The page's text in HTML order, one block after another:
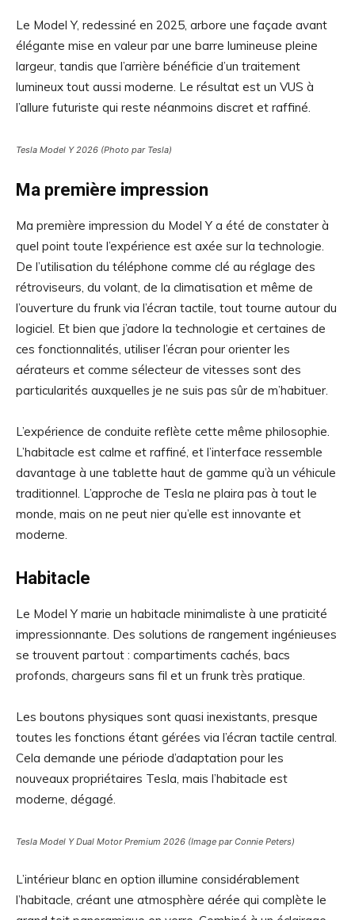
Le Model Y, redessiné en 2025, arbore une façade avant
élégante mise en valeur par une barre lumineuse pleine
largeur, tandis que l’arrière bénéficie d’un traitement
lumineux tout aussi moderne. Le résultat est un VUS à
l’allure futuriste qui reste néanmoins discret et raffiné.
Tesla Model Y 2026 (Photo par Tesla)
Ma première impression
Ma première impression du Model Y a été de constater à
quel point toute l’expérience est axée sur la technologie.
De l’utilisation du téléphone comme clé au réglage des
rétroviseurs, du volant, de la climatisation et même de
l’ouverture du frunk via l’écran tactile, tout tourne autour du
logiciel. Et bien que j’adore la technologie et certaines de
ces fonctionnalités, utiliser l’écran pour orienter les
aérateurs et comme sélecteur de vitesses sont des
particularités auxquelles je ne suis pas sûr de m’habituer.
L’expérience de conduite reflète cette même philosophie.
L’habitacle est calme et raffiné, et l’interface ressemble
davantage à une tablette haut de gamme qu’à un véhicule
traditionnel. L’approche de Tesla ne plaira pas à tout le
monde, mais on ne peut nier qu’elle est innovante et
moderne.
Habitacle
Le Model Y marie un habitacle minimaliste à une praticité
impressionnante. Des solutions de rangement ingénieuses
se trouvent partout : compartiments cachés, bacs
profonds, chargeurs sans fil et un frunk très pratique.
Les boutons physiques sont quasi inexistants, presque
toutes les fonctions étant gérées via l’écran tactile central.
Cela demande une période d’adaptation pour les
nouveaux propriétaires Tesla, mais l’habitacle est
moderne, dégagé.
Tesla Model Y Dual Motor Premium 2026 (Image par Connie Peters)
L’intérieur blanc en option illumine considérablement
l’habitacle, créant une atmosphère aérée qui complète le